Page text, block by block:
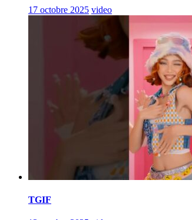
17 octobre 2025 video
TGIF